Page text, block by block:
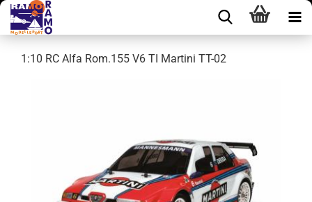
1:10 RC Alfa Rom.155 V6 TI Martini TT-02